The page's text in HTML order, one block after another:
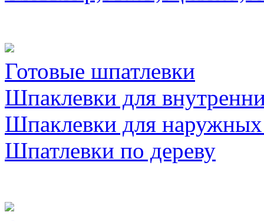
Готовые шпатлевки
Шпаклевки для
Шпаклевки для наружных
Шпатлевки по дереву